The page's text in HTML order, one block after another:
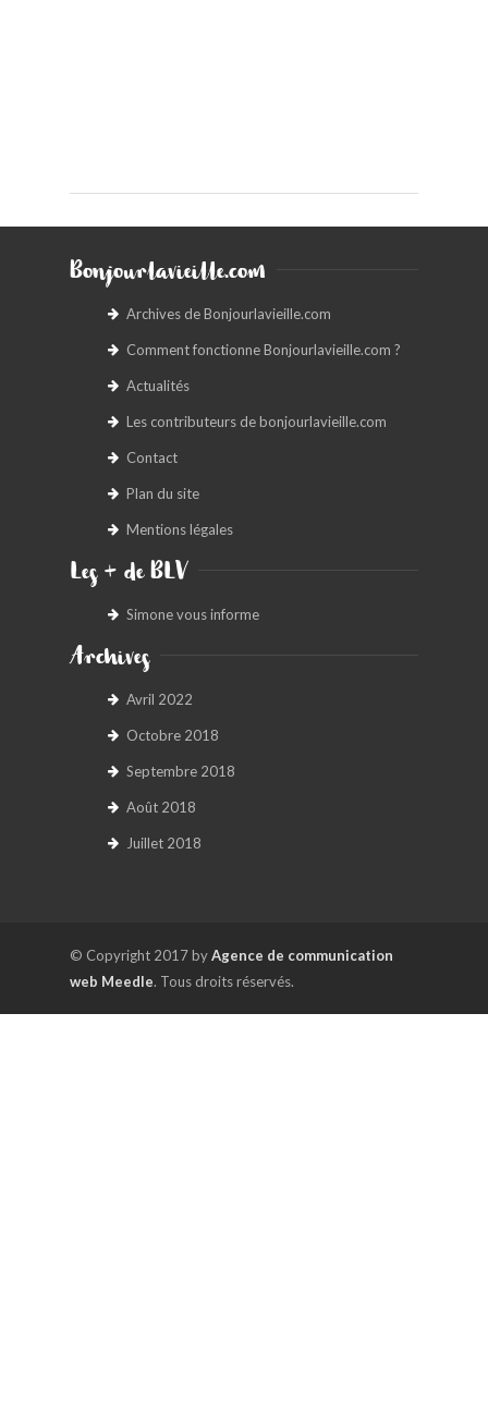
Bonjourlavieille.com
Archives de Bonjourlavieille.com
Comment fonctionne Bonjourlavieille.com ?
Actualités
Les contributeurs de bonjourlavieille.com
Contact
Plan du site
Mentions légales
Les + de BLV
Simone vous informe
Archives
Avril 2022
Octobre 2018
Septembre 2018
Août 2018
Juillet 2018
© Copyright 2017 byAgence de communication
web Meedle. Tous droits réservés.